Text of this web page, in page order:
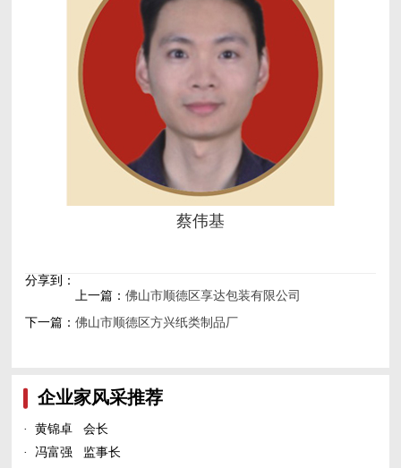
蔡伟基
分享到：
上一篇： 佛山市顺德区享达包装有限公司
下一篇： 佛山市顺德区方兴纸类制品厂
企业家风采推荐
·
黄锦卓 会长
·
冯富强 监事长